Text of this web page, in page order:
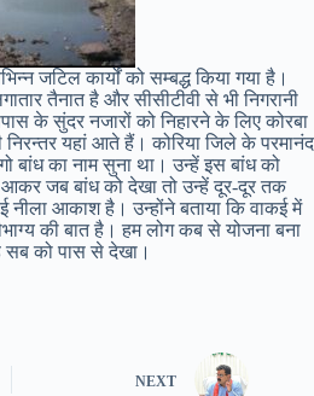
जटिल कार्यों को सम्बद्ध किया गया है।
तैनात है और सीसीटीवी से भी निगरानी
के सुंदर नजारों को निहारने के लिए कोरबा
यहां आते हैं। कोरिया जिले के परमानंद
बांध का नाम सुना था। उन्हें इस बांध को
जब बांध को देखा तो उन्हें दूर-दूर तक
नीला आकाश है। उन्होंने बताया कि वाकई में
की बात है। हम लोग कब से योजना बना
को पास से देखा।
NEXT